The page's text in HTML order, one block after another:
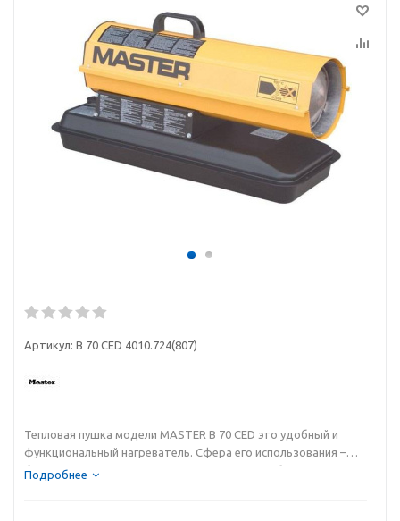
Артикул: B 70 CED 4010.724(807)
Тепловая пушка модели MASTER B 70 CED это удобный и
функциональный нагреватель. Сфера его использования –
большие по площади помещения, так как прибор мощный. 20
Подробнее